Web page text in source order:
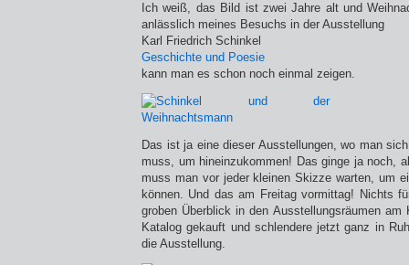
Ich weiß, das Bild ist zwei Jahre alt und
anlässlich meines Besuchs in der Ausstellung
Karl Friedrich Schinkel
Geschichte und Poesie
kann man es schon noch einmal zeigen.
Das ist ja eine dieser Ausstellungen, wo man
muss, um hineinzukommen! Das ginge ja noch,
muss man vor jeder kleinen Skizze warten, um
können. Und das am Freitag vormittag! Nichts
groben Überblick in den Ausstellungsräumen am
Katalog gekauft und schlendere jetzt ganz in
die Ausstellung.